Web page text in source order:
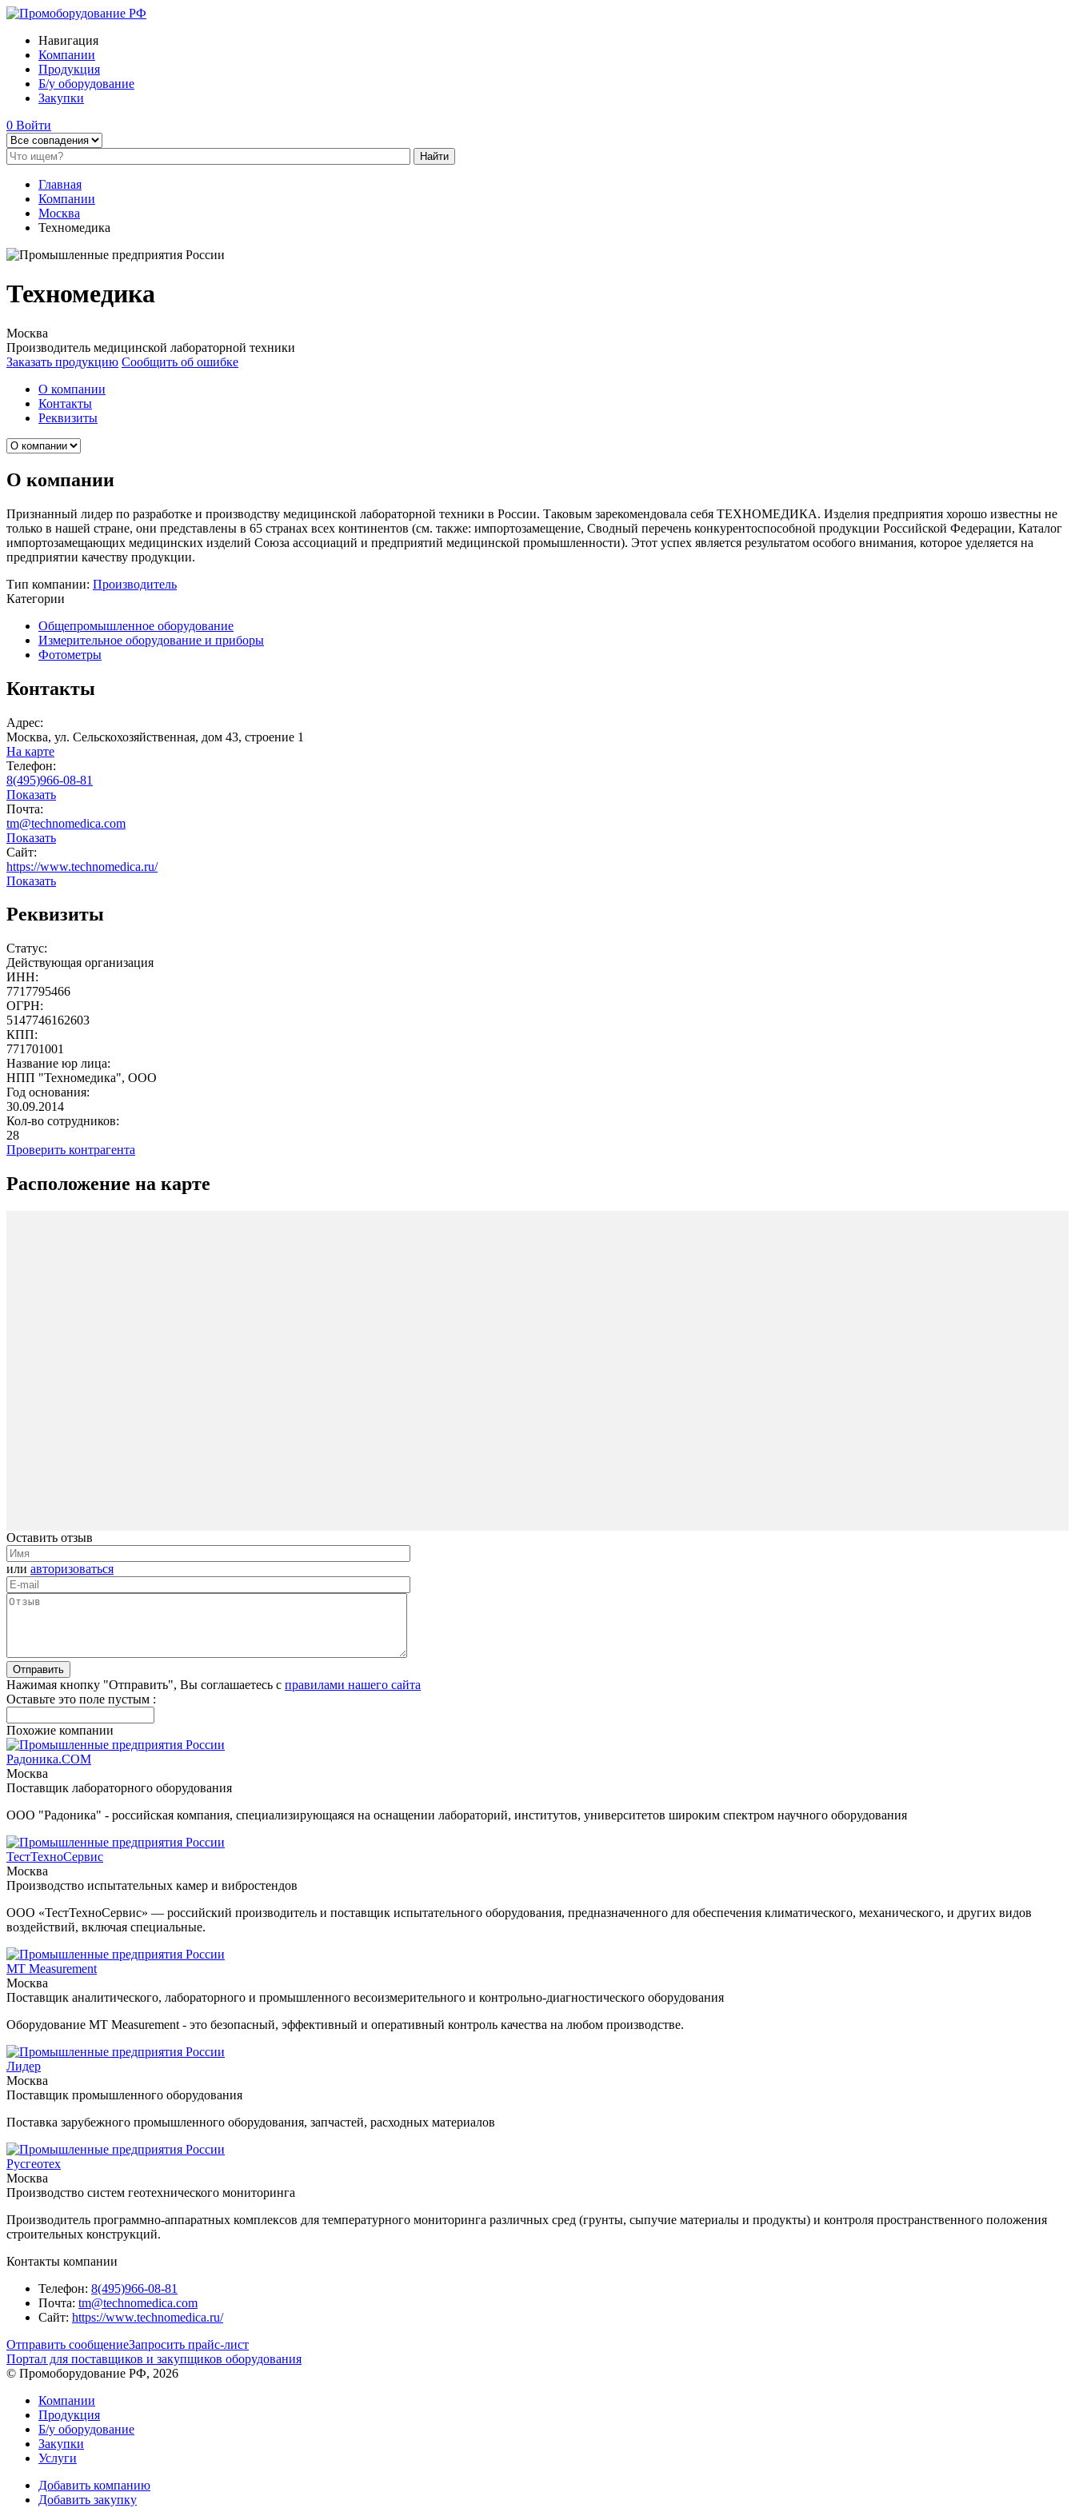
Навигация
Компании
Продукция
Б/у оборудование
Закупки
0 Войти
Главная
Компании
Москва
Техномедика
Техномедика
Москва
Производитель медицинской лабораторной техники
Заказать продукцию Сообщить об ошибке
О компании
Контакты
Реквизиты
О компании
Признанный лидер по разработке и производству медицинской лабораторной техники в России. Таковым зарекомендовала себя ТЕХНОМЕДИКА. Изделия предприятия хорошо известны не
только в нашей стране, они представлены в 65 странах всех континентов (см. также: импортозамещение, Сводный перечень конкурентоспособной продукции Российской Федерации, Каталог
импортозамещающих медицинских изделий Союза ассоциаций и предприятий медицинской промышленности). Этот успех является результатом особого внимания, которое уделяется на
предприятии качеству продукции.
Тип компании: Производитель
Категории
Общепромышленное оборудование
Измерительное оборудование и приборы
Фотометры
Контакты
Адрес:
Москва, ул. Сельскохозяйственная, дом 43, строение 1
На карте
Телефон:
8(495)966-08-81
Показать
Почта:
tm@technomedica.com
Показать
Сайт:
https://www.technomedica.ru/
Показать
Реквизиты
Статус:
Действующая организация
ИНН:
7717795466
ОГРН:
5147746162603
КПП:
771701001
Название юр лица:
НПП "Техномедика", ООО
Год основания:
30.09.2014
Кол-во сотрудников:
28
Проверить контрагента
Расположение на карте
Оставить отзыв
или авторизоваться
Нажимая кнопку "Отправить", Вы соглашаетесь с правилами нашего сайта
Оставьте это поле пустым :
Похожие компании
Радоника.СОМ
Москва
Поставщик лабораторного оборудования
ООО "Радоника" - российская компания, специализирующаяся на оснащении лабораторий, институтов, университетов широким спектром научного оборудования
ТестТехноСервис
Москва
Производство испытательных камер и вибростендов
ООО «ТестТехноСервис» — российский производитель и поставщик испытательного оборудования, предназначенного для обеспечения климатического, механического, и других видов
воздействий, включая специальные.
MT Measurement
Москва
Поставщик аналитического, лабораторного и промышленного весоизмерительного и контрольно-диагностического оборудования
Оборудование MT Measurement - это безопасный, эффективный и оперативный контроль качества на любом производстве.
Лидер
Москва
Поставщик промышленного оборудования
Поставка зарубежного промышленного оборудования, запчастей, расходных материалов
Русгеотех
Москва
Производство систем геотехнического мониторинга
Производитель программно-аппаратных комплексов для температурного мониторинга различных сред (грунты, сыпучие материалы и продукты) и контроля пространственного положения
строительных конструкций.
Контакты компании
Телефон: 8(495)966-08-81
Почта: tm@technomedica.com
Сайт: https://www.technomedica.ru/
Отправить сообщениеЗапросить прайс-лист
Портал для поставщиков и закупщиков оборудования
© Промоборудование РФ, 2026
Компании
Продукция
Б/у оборудование
Закупки
Услуги
Добавить компанию
Добавить закупку